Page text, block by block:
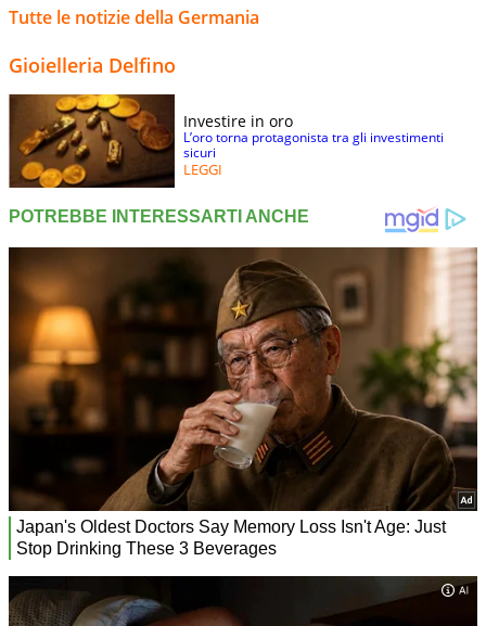
Tutte le notizie della Germania
Gioielleria Delfino
Investire in oro
L’oro torna protagonista tra gli investimenti
sicuri
LEGGI